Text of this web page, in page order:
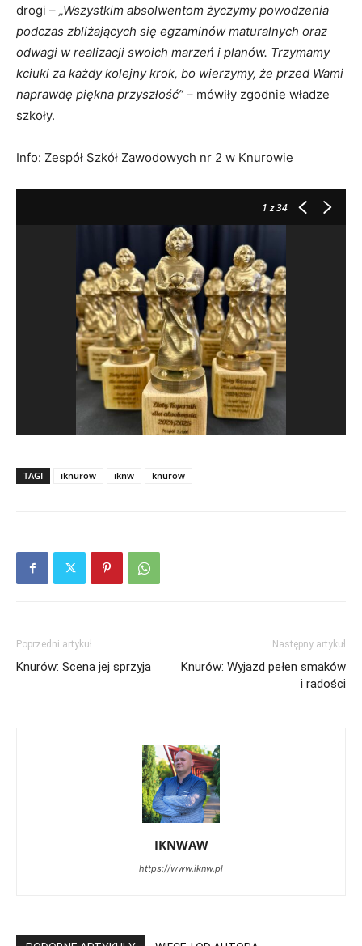
drogi – „Wszystkim absolwentom życzymy powodzenia
podczas zbliżających się egzaminów maturalnych oraz
odwagi w realizacji swoich marzeń i planów. Trzymamy
kciuki za każdy kolejny krok, bo wierzymy, że przed Wami
naprawdę piękna przyszłość” – mówiły zgodnie władze
szkoły.
Info: Zespół Szkół Zawodowych nr 2 w Knurowie
1z 34
TAGI iknurow iknw knurow
Poprzedni artykuł
Knurów: Scena jej sprzyja
Następny artykuł
Knurów: Wyjazd pełen smaków
i radości
IKNWAW
https://www.iknw.pl